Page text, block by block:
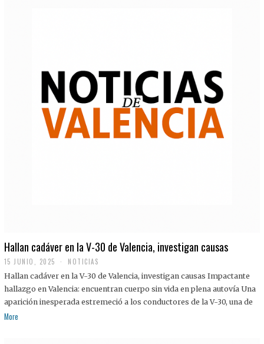
Hallan cadáver en la V-30 de Valencia, investigan causas
15 JUNIO, 2025 NOTICIAS
Hallan cadáver en la V-30 de Valencia, investigan causas Impactante
hallazgo en Valencia: encuentran cuerpo sin vida en plena autovía Una
aparición inesperada estremeció a los conductores de la V-30, una de
More